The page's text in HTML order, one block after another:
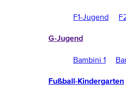
F1-Jugend
G-Jugend
Bambini 1
Fußball-Kindergarten